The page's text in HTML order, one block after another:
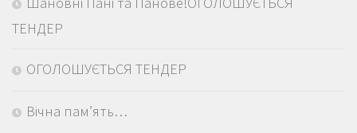
ТЕНДЕР
ОГОЛОШУЄТЬСЯ ТЕНДЕР
Вічна пам’ять…